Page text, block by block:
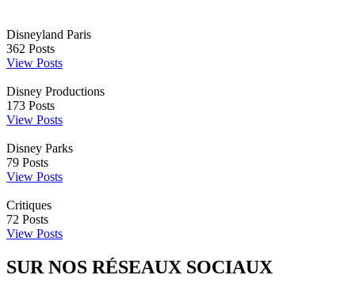
Disneyland Paris
362 Posts
View Posts
Disney Productions
173 Posts
View Posts
Disney Parks
79 Posts
View Posts
Critiques
72 Posts
View Posts
SUR NOS RÉSEAUX SOCIAUX